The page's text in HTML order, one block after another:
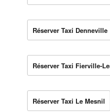
Réserver Taxi Denneville
Réserver Taxi Fierville-
Réserver Taxi Le Mesnil